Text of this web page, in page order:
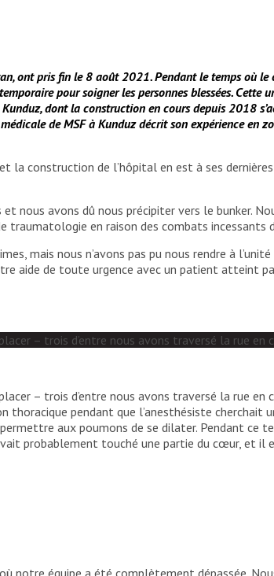
ont pris fin le 8 août 2021. Pendant le temps où
pour soigner les personnes blessées. Cette
dont la construction en cours depuis 2018
de MSF à Kunduz décrit son expérience en
la construction de l’hôpital en est à ses
nous avons dû nous précipiter vers le bunker.
traumatologie en raison des combats incessants
mais nous n’avons pas pu nous rendre à
aide de toute urgence avec un patient atteint
– trois d’entre nous avons traversé la rue en
– trois d’entre nous avons traversé la rue
pendant que l’anesthésiste cherchait
aux poumons de se dilater. Pendant ce
probablement touché une partie du cœur, et il
notre équipe a été complètement dépassée.